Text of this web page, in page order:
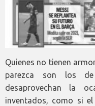
Quienes no tienen
parezca son los
desaprovechan la
inventados, como si